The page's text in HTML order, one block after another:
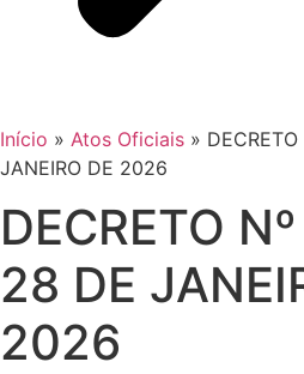
Início » Atos Oficiais »
JANEIRO DE 2026
DECRETO
28 DE
2026